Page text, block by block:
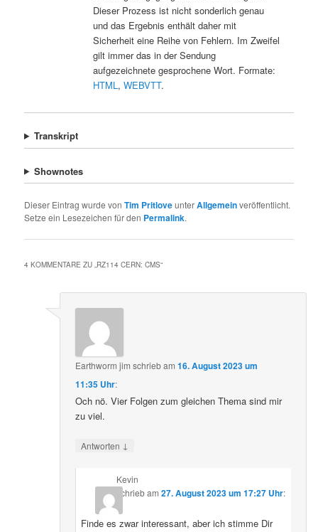
Dieser Prozess ist nicht sonderlich genau
und das Ergebnis enthält daher mit
Sicherheit eine Reihe von Fehlern. Im Zweifel
gilt immer das in der Sendung
aufgezeichnete gesprochene Wort. Formate:
HTML, WEBVTT.
Transkript
Shownotes
Dieser Eintrag wurde vonTim PritloveunterAllgemeinveröffentlicht.
Setze ein Lesezeichen für den Permalink.
4 KOMMENTARE ZU „ RZ114 CERN: CMS“
Earthworm jim schriebam16. August 2023 um
11:35 Uhr:
Och nö. Vier Folgen zum gleichen Thema sind mir
zu viel.
Antworten ↓
Kevin
schriebam 27. August 2023 um 17:27 Uhr:
Finde es zwar interessant, aber ich stimme Dir